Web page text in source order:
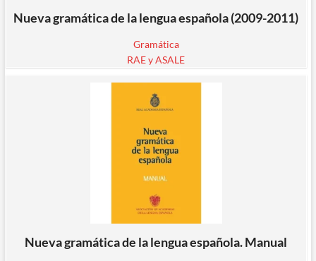
Nueva gramática de la lengua española (2009-2011)
Gramática
RAE y ASALE
Nueva gramática de la lengua española. Manual